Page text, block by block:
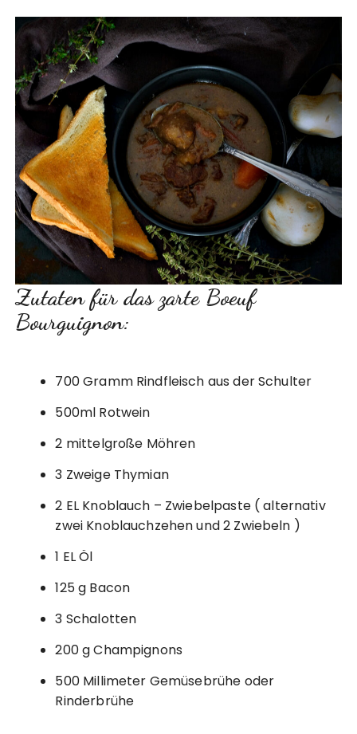
Zutaten für das zarte Boeuf
Bourguignon:
700 Gramm Rindfleisch aus der Schulter
500ml Rotwein
2 mittelgroße Möhren
3 Zweige Thymian
2 EL Knoblauch – Zwiebelpaste ( alternativ
zwei Knoblauchzehen und 2 Zwiebeln )
1 EL Öl
125 g Bacon
3 Schalotten
200 g Champignons
500 Millimeter Gemüsebrühe oder
Rinderbrühe